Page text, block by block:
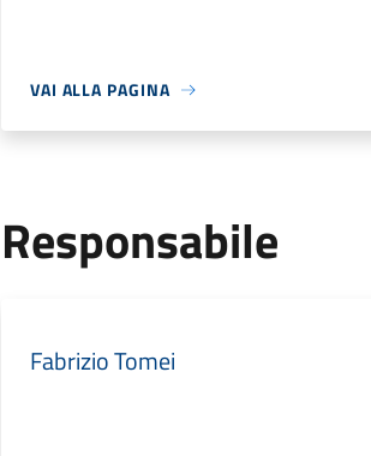
VAI ALLA PAGINA
Responsabile
Fabrizio Tomei